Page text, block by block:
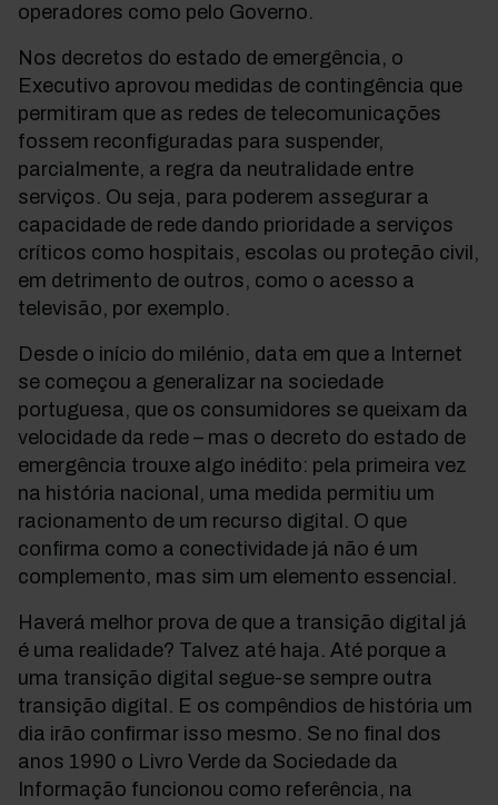
operadores como pelo Governo.
Nos decretos do estado de emergência, o
Executivo aprovou medidas de contingência que
permitiram que as redes de telecomunicações
fossem reconfiguradas para suspender,
parcialmente, a regra da neutralidade entre
serviços. Ou seja, para poderem assegurar a
capacidade de rede dando prioridade a serviços
críticos como hospitais, escolas ou proteção civil,
em detrimento de outros, como o acesso a
televisão, por exemplo.
Desde o início do milénio, data em que a Internet
se começou a generalizar na sociedade
portuguesa, que os consumidores se queixam da
velocidade da rede – mas o decreto do estado de
emergência trouxe algo inédito: pela primeira vez
na história nacional, uma medida permitiu um
racionamento de um recurso digital. O que
confirma como a conectividade já não é um
complemento, mas sim um elemento essencial.
Haverá melhor prova de que a transição digital já
é uma realidade? Talvez até haja. Até porque a
uma transição digital segue-se sempre outra
transição digital. E os compêndios de história um
dia irão confirmar isso mesmo. Se no final dos
anos 1990 o Livro Verde da Sociedade da
Informação funcionou como referência, na